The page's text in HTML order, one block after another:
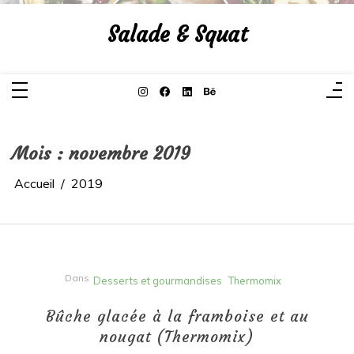
Aller
Salade & Squat
Mois : novembre 2019
Accueil 2019
Dans Desserts et gourmandises Thermomix
Bûche glacée à la framboise et au
nougat (Thermomix)